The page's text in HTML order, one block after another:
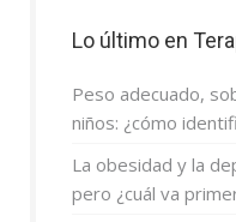
Lo último en
Peso adecuado,
niños: ¿cómo
La obesidad y la
pero ¿cuál va